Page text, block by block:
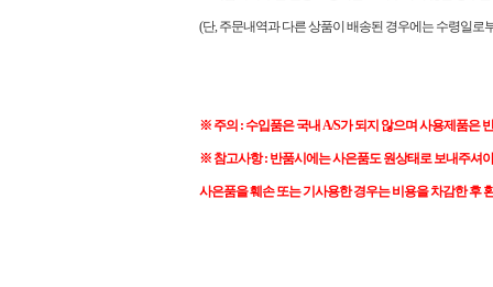
(단, 주문내역과 다른 상품이 배송된 경우에는 수령일로
※ 주의 : 수입품은 국내 A/S가 되지 않으며 사용제품은
※ 참고사항 : 반품시에는 사은품도 원상태로 보내주셔
사은품을 훼손 또는 기사용한 경우는 비용을 차감한 후